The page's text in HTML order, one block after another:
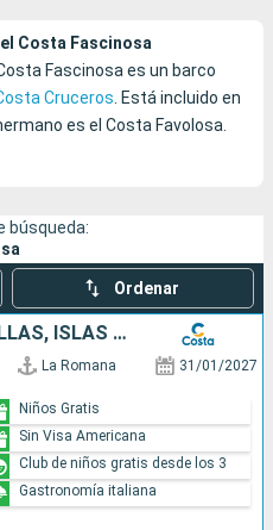
Costa Fascinosa
Fascinosa es un barco
Cruceros. Está incluido en
es el Costa Favolosa.
búsqueda:
Ordenar
REP. DOMINICANA, ANTILLAS, ISLAS VÍRGENES
La Romana 31/01/2027
Niños Gratis
Sin Visa Americana
Club de niños gratis desde los 3
Gastronomía italiana